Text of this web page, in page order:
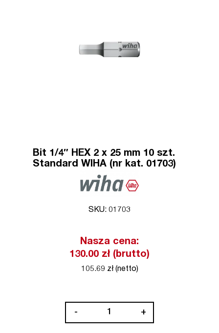
Bit 1/4″ HEX 2 x 25 mm 10 szt.
Standard WIHA (nr kat. 01703)
SKU: 01703
Nasza cena:
130.00 zł (brutto)
105.69 zł (netto)
- +